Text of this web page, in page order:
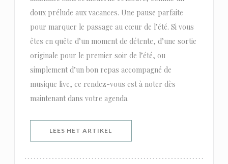
doux prélude aux vacances. Une pause parfaite
pour marquer le passage au cœur de l’été. Si vous
êtes en quête d’un moment de détente, d’une sortie
originale pour le premier soir de l’été, ou
simplement d’un bon repas accompagné de
musique live, ce rendez-vous est à noter dès
maintenant dans votre agenda.
LEES HET ARTIKEL